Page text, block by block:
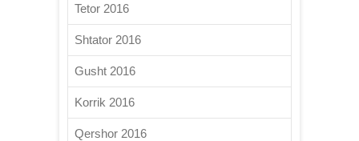
Tetor 2016
Shtator 2016
Gusht 2016
Korrik 2016
Qershor 2016